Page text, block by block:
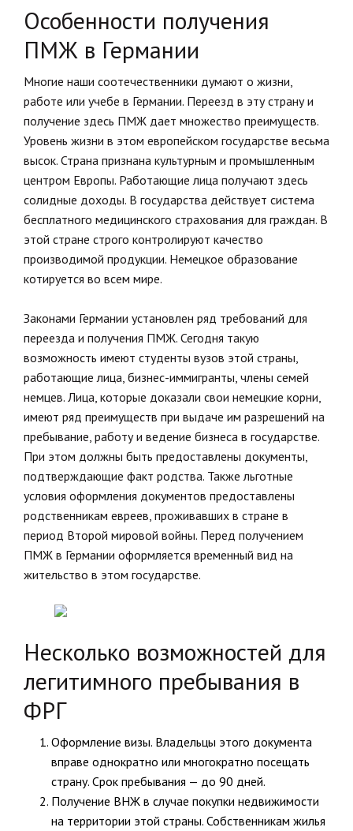
Особенности получения
ПМЖ в Германии
Многие наши соотечественники думают о жизни,
работе или учебе в Германии. Переезд в эту страну и
получение здесь ПМЖ дает множество преимуществ.
Уровень жизни в этом европейском государстве весьма
высок. Страна признана культурным и промышленным
центром Европы. Работающие лица получают здесь
солидные доходы. В государства действует система
бесплатного медицинского страхования для граждан. В
этой стране строго контролируют качество
производимой продукции. Немецкое образование
котируется во всем мире.
Законами Германии установлен ряд требований для
переезда и получения ПМЖ. Сегодня такую
возможность имеют студенты вузов этой страны,
работающие лица, бизнес-иммигранты, члены семей
немцев. Лица, которые доказали свои немецкие корни,
имеют ряд преимуществ при выдаче им разрешений на
пребывание, работу и ведение бизнеса в государстве.
При этом должны быть предоставлены документы,
подтверждающие факт родства. Также льготные
условия оформления документов предоставлены
родственникам евреев, проживавших в стране в
период Второй мировой войны. Перед получением
ПМЖ в Германии оформляется временный вид на
жительство в этом государстве.
Несколько возможностей для
легитимного пребывания в
ФРГ
Оформление визы. Владельцы этого документа
вправе однократно или многократно посещать
страну. Срок пребывания — до 90 дней.
Получение ВНЖ в случае покупки недвижимости
на территории этой страны. Собственникам жилья